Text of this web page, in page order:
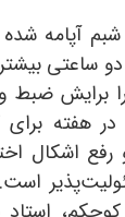
آپامه
ساعتی
برایش ضبط و
در هفته
رفع اشکال
است.